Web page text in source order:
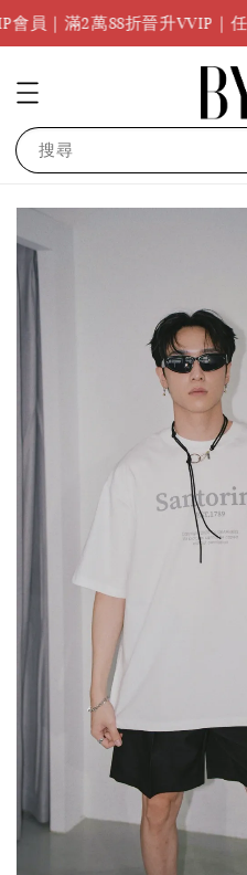
88折晉升VVIP｜任何問題請洽
搜尋